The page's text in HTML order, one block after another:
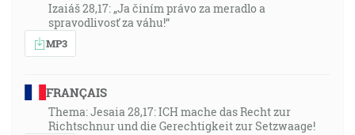
Izaiáš 28,17: „Ja činím právo za meradlo a
spravodlivosť za váhu!“
MP3
FRANÇAIS
Thema: Jesaia 28,17: ICH mache das Recht zur
Richtschnur und die Gerechtigkeit zur Setzwaage!